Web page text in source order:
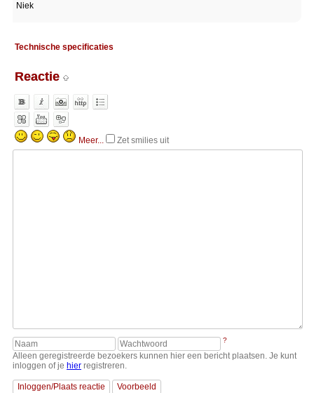
Niek
Technische specificaties
Reactie
Meer... Zet smilies uit
?
Alleen geregistreerde bezoekers kunnen hier een bericht plaatsen. Je kunt
inloggen of je hier registreren.